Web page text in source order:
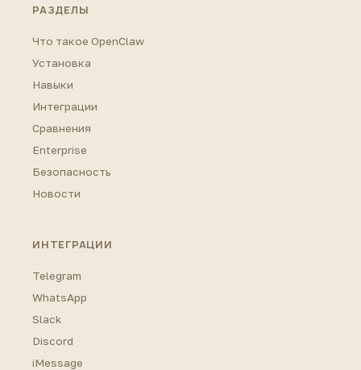
РАЗДЕЛЫ
Что такое OpenClaw
Установка
Навыки
Интеграции
Сравнения
Enterprise
Безопасность
Новости
ИНТЕГРАЦИИ
Telegram
WhatsApp
Slack
Discord
iMessage